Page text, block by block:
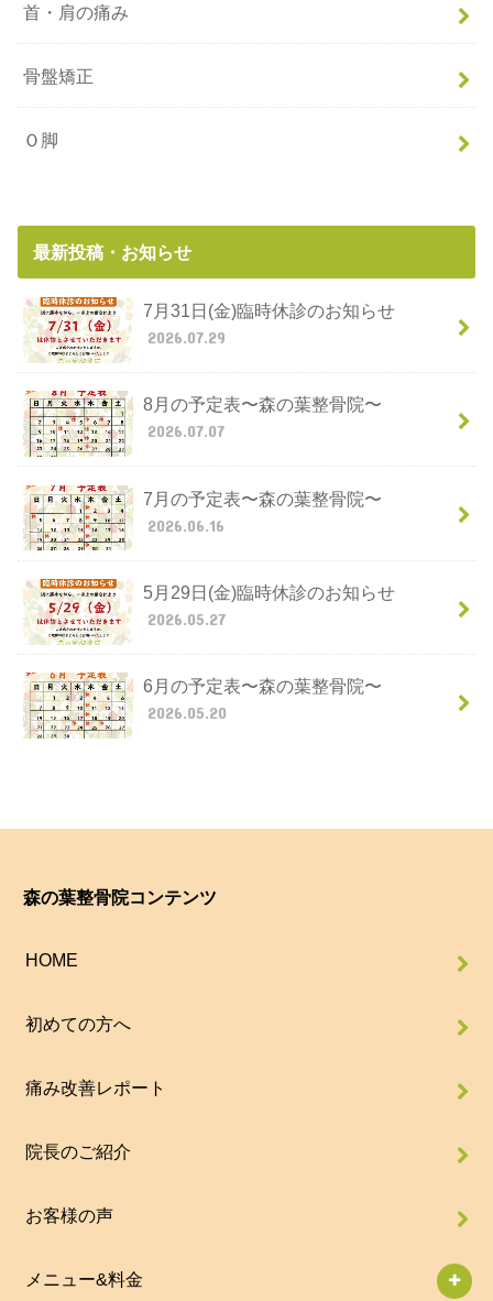
首・肩の痛み
骨盤矯正
Ｏ脚
最新投稿・お知らせ
7月31日(金)臨時休診のお知らせ
2026.07.29
8月の予定表〜森の葉整骨院〜
2026.07.07
7月の予定表〜森の葉整骨院〜
2026.06.16
5月29日(金)臨時休診のお知らせ
2026.05.27
6月の予定表〜森の葉整骨院〜
2026.05.20
森の葉整骨院コンテンツ
HOME
初めての方へ
痛み改善レポート
院長のご紹介
お客様の声
メニュー&料金